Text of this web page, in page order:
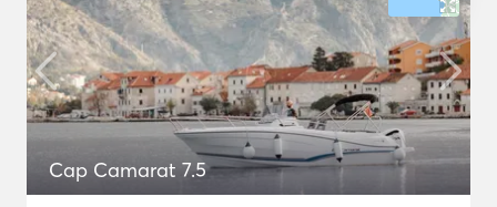
Cap Camarat 7.5